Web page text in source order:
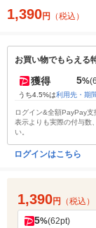
1,390円 （税込）
お買い物でもらえる
獲得 5%
うち4.5%は利用先・期
ログイン&全額PayPay支
表示よりも実際の付与数
い。
ログインはこちら
1,390円 （税込）
5%(62pt)